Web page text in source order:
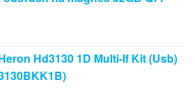
Hd3130 1D Multi-If Kit (Usb)